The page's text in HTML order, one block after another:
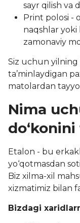
sayr qilish va
Print polosi -
naqshlar
zamonaviy
Siz uchun yilning
ta’minlaydigan
matolardan
Nima
Etalon - bu
yo‘qotmasdan
Biz xilma-xil
xizmatimiz bilan
Bizdagi